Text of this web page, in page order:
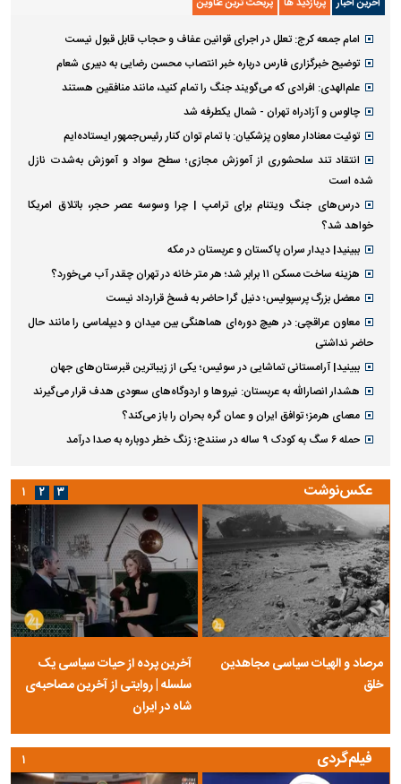
آخرین اخبار پربازدید ها پربحث ترین عناوین
امام جمعه کرج: تعلل در اجرای قوانین عفاف و حجاب قابل قبول نیست
توضیح خبرگزاری فارس درباره خبر انتصاب محسن رضایی به دبیری شعام
علم‌الهدی: افرادی که می‌گویند جنگ را تمام کنید، مانند منافقین هستند
چالوس و آزادراه تهران - شمال یکطرفه شد
توئیت معنادار معاون پزشکیان: با تمام توان کنار رئیس‌جمهور ایستاده‌ایم
انتقاد تند سلحشوری از آموزش مجازی؛ سطح سواد و آموزش به‌شدت نازل
شده است
درس‌های جنگ ویتنام برای ترامپ | چرا وسوسه عصر حجر، باتلاق امریکا
خواهد شد؟
ببینید| دیدار سران پاکستان و عربستان در مکه
هزینه ساخت مسکن ۱۱ برابر شد؛ هر متر خانه در تهران چقدر آب می‌خورد؟
معضل بزرگ پرسپولیس؛ دنیل گرا حاضر به فسخ قرارداد نیست
معاون عراقچی: در هیچ دوره‌ای هماهنگی بین میدان و دیپلماسی را مانند حال
حاضر نداشتی
ببینید| آرامستانی تماشایی در سوئیس؛ یکی از زیباترین قبرستان‌های جهان
هشدار انصارالله به عربستان: نیروها و اردوگاه‌های سعودی هدف قرار می‌گیرند
معمای هرمز؛ توافق ایران و عمان گره بحران را باز می‌کند؟
حمله ۶ سگ به کودک ۹ ساله در سنندج؛ زنگ خطر دوباره به صدا درآمد
عکس‌نوشت
مرصاد و الهیات سیاسی مجاهدین
خلق
آخرین پرده از حیات سیاسی یک
سلسله | روایتی از آخرین مصاحبه‌ی
شاه در ایران
۱ ۲ ۳
فیلم‌گردی ۱